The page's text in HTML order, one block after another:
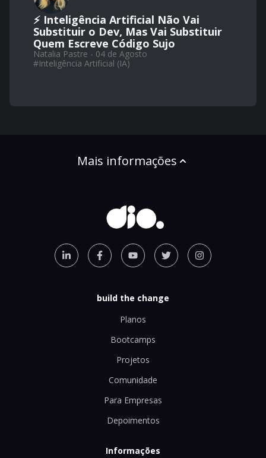
⚡ Inteligência Artificial Não Vai
Substituir o Dev, Mas Vai Substituir
Quem Escreve Código Sujo
Natalia Pastre - 04 de Agosto
#Inteligência Artificial (IA)
Mais informações
build the change
Planos
Bootcamps
Projetos
Comunidade
Para Empresas
Depoimentos
Informações